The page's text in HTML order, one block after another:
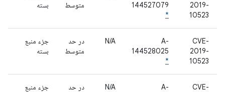
2019-
10523
144527079
*
متوسط
بسته
CVE-
2019-
10523
A-
144528025
*
N/A
در حد
متوسط
جزء منبع
بسته
CVE-
A-
N/A
در حد
جزء منبع